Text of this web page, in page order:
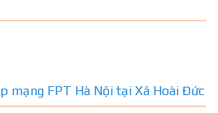
mạng FPT Hà Nội tại Xã Hoài Đức